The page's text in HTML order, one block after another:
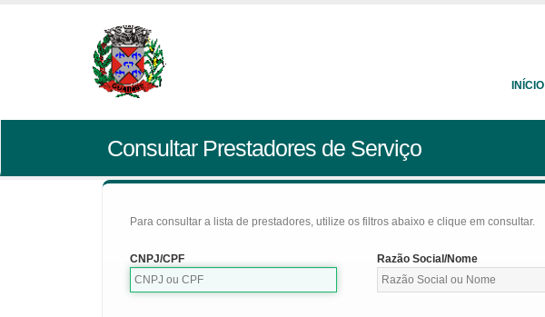
INÍCIO
Consultar Prestadores de Serviço
Para consultar a lista de prestadores, utilize os filtros abaixo e clique em consultar.
CNPJ/CPF Razão Social/Nome